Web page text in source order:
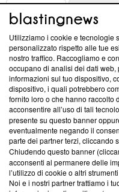
ABOUT
Questa sezione offre
News, sui nostri processi
creare news di qualità.
‘Trust Project - News with
ancora membro del
parte; Trust Project non
conformità agli standard.
Su di noi
Team editoriale
Corporate
Utilizziamo i cookie e tecnologie
personalizzato rispetto alle tue
nostro traffico. Raccogliamo e
occupano di analisi dei dati
informazioni sul tuo dispositivo,
dispositivo, i quali potrebbero
fornito loro o che hanno raccolto
acconsentire all’uso di tali
presente su questo banner
eventualmente negando il
parte dei partner terzi, cliccando
Chiudendo questo banner
acconsenti al permanere delle
l’utilizzo di cookie o altri
Noi e i nostri partner trattiamo i